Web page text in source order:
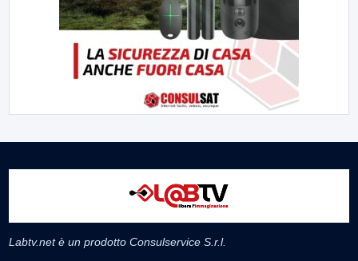
Labtv.net è un prodotto Consulservice S.r.l.